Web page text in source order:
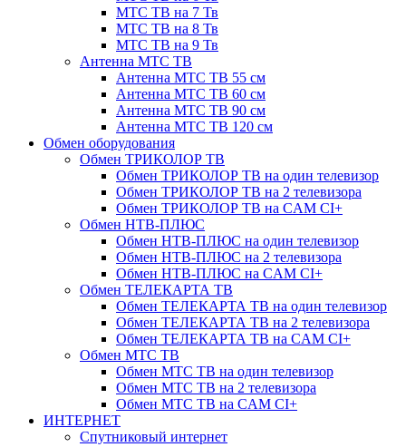
МТС ТВ на 7 Тв
МТС ТВ на 8 Тв
МТС ТВ на 9 Тв
Антенна МТС ТВ
Антенна МТС ТВ 55 см
Антенна МТС ТВ 60 см
Антенна МТС ТВ 90 см
Антенна МТС ТВ 120 см
Обмен оборудования
Обмен ТРИКОЛОР ТВ
Обмен ТРИКОЛОР ТВ на один телевизор
Обмен ТРИКОЛОР ТВ на 2 телевизора
Обмен ТРИКОЛОР ТВ на CAM CI+
Обмен НТВ-ПЛЮС
Обмен НТВ-ПЛЮС на один телевизор
Обмен НТВ-ПЛЮС на 2 телевизора
Обмен НТВ-ПЛЮС на CAM CI+
Обмен ТЕЛЕКАРТА ТВ
Обмен ТЕЛЕКАРТА ТВ на один телевизор
Обмен ТЕЛЕКАРТА ТВ на 2 телевизора
Обмен ТЕЛЕКАРТА ТВ на CAM CI+
Обмен МТС ТВ
Обмен МТС ТВ на один телевизор
Обмен МТС ТВ на 2 телевизора
Обмен МТС ТВ на CAM CI+
ИНТЕРНЕТ
Спутниковый интернет